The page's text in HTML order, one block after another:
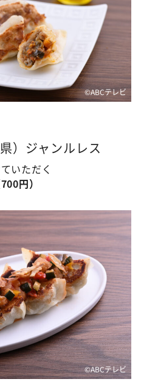
©ABCテレビ
）ジャンルレス
いただく
円）
©ABCテレビ